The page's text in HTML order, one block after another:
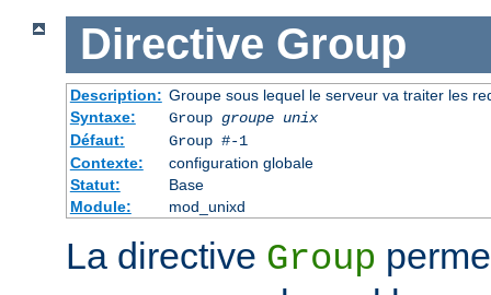
Directive Group
Description: Groupe sous lequel le serveur va traiter les
Syntaxe:
Group groupe unix
Défaut:
Group #-1
Contexte:
configuration globale
Statut:
Base
Module:
mod_unixd
La directive Group